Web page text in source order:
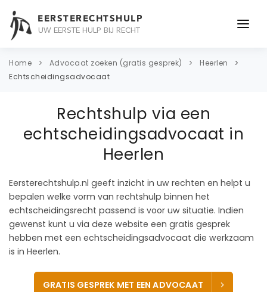
EERSTERECHTSHULP
UW EERSTE HULP BIJ RECHT
ONDERWERPEN
ADVOCAAT
OVER ONS
Home Advocaat zoeken (gratis gesprek)
Heerlen
Echtscheidingsadvocaat
Rechtshulp via een
echtscheidingsadvocaat in
Heerlen
Eersterechtshulp.nl geeft inzicht in uw rechten en helpt u
bepalen welke vorm van rechtshulp binnen het
echtscheidingsrecht passend is voor uw situatie. Indien
gewenst kunt u via deze website een gratis gesprek
hebben met een echtscheidingsadvocaat die werkzaam
is in Heerlen.
GRATIS GESPREK MET EEN ADVOCAAT